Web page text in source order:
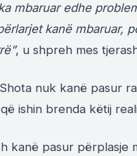
mbaruar edhe
kanë mbaruar,
, u shpreh mes
nuk kanë pasur
ishin brenda këtij
kanë pasur përplasje